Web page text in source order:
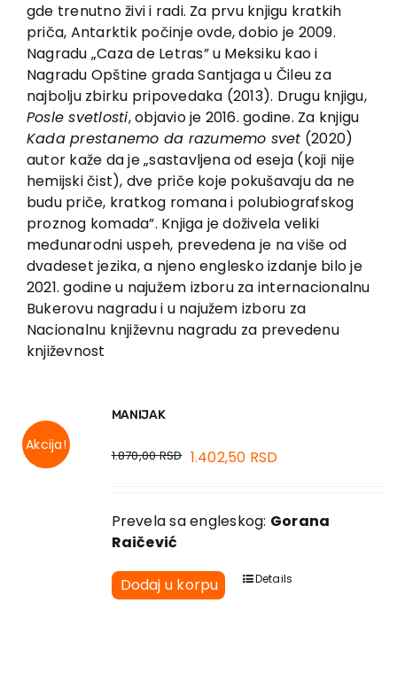
Akcija
Autori
Vesti
EU PROJEKTI
Kontakt
gde trenutno živi i radi. Za prvu knjigu kratkih
priča, Antarktik počinje ovde, dobio je 2009.
Nagradu „Caza de Letras” u Meksiku kao i
Nagradu Opštine grada Santjaga u Čileu za
najbolju zbirku pripovedaka (2013). Drugu knjigu,
Posle svetlosti, objavio je 2016. godine. Za knjigu
Kada prestanemo da razumemo svet (2020)
autor kaže da je „sastavljena od eseja (koji nije
hemijski čist), dve priče koje pokušavaju da ne
budu priče, kratkog romana i polubiografskog
proznog komada”. Knjiga je doživela veliki
međunarodni uspeh, prevedena je na više od
dvadeset jezika, a njeno englesko izdanje bilo je
2021. godine u najužem izboru za internacionalnu
Bukerovu nagradu i u najužem izboru za
Nacionalnu književnu nagradu za prevedenu
književnost
Akcija!
MANIJAK
1.870,00RSD 1.402,50 RSD
Prevela sa engleskog: Gorana
Raičević
Dodaj u korpu Details